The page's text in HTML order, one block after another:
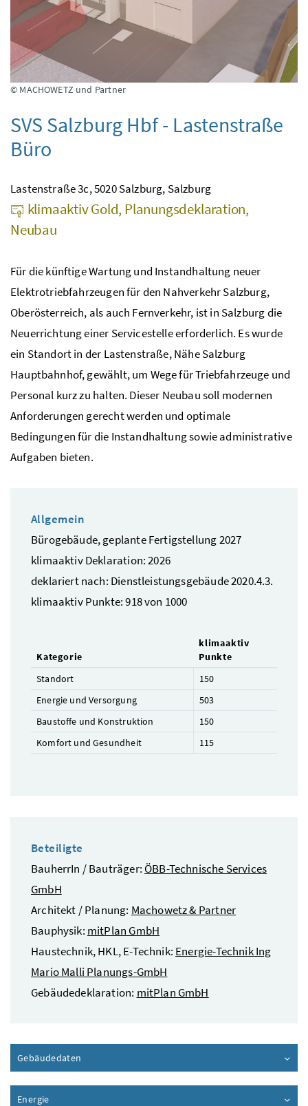
© MACHOWETZ und Partner
SVS Salzburg Hbf - Lastenstraße
Büro
Lastenstraße 3c, 5020 Salzburg, Salzburg
klimaaktiv Gold, Planungsdeklaration,
Neubau
Für die künftige Wartung und Instandhaltung neuer
Elektrotriebfahrzeugen für den Nahverkehr Salzburg,
Oberösterreich, als auch Fernverkehr, ist in Salzburg die
Neuerrichtung einer Servicestelle erforderlich. Es wurde
ein Standort in der Lastenstraße, Nähe Salzburg
Hauptbahnhof, gewählt, um Wege für Triebfahrzeuge und
Personal kurz zu halten. Dieser Neubau soll modernen
Anforderungen gerecht werden und optimale
Bedingungen für die Instandhaltung sowie administrative
Aufgaben bieten.
Allgemein
Bürogebäude, geplante Fertigstellung 2027
klimaaktiv Deklaration: 2026
deklariert nach: Dienstleistungsgebäude 2020.4.3.
klimaaktiv Punkte: 918 von 1000
Kategorie
klimaaktiv
Punkte
Standort
150
Energie und Versorgung
503
Baustoffe und Konstruktion
150
Komfort und Gesundheit
115
Beteiligte
BauherrIn / Bauträger: ÖBB-Technische Services
GmbH
Architekt / Planung: Machowetz & Partner
Bauphysik: mitPlan GmbH
Haustechnik, HKL, E-Technik: Energie-Technik Ing
Mario Malli Planungs-GmbH
Gebäudedeklaration: mitPlan GmbH
Gebäudedaten
Energie